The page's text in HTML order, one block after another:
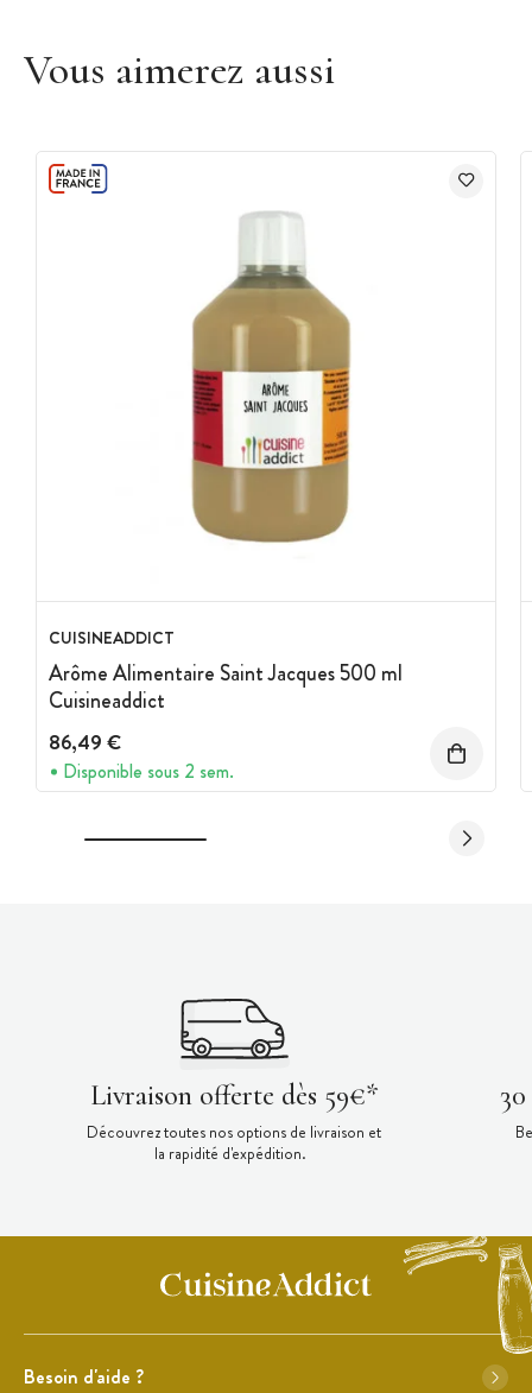
Vous aimerez aussi
CUISINEADDICT
Arôme Alimentaire Saint Jacques 500 ml
Cuisineaddict
86,49 €
Disponible sous 2 sem.
Livraison offerte dès 59€*
Découvrez toutes nos options de livraison et
la rapidité d'expédition.
Besoin d'aide ?